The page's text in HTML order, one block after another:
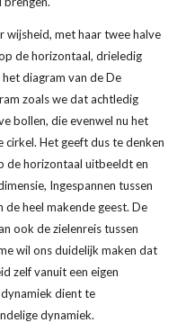
wijsheid, met haar twee halve
de horizontaal, drieledig
diagram van de De
zoals we dat achtledig
bollen, die evenwel nu het
cirkel. Het geeft dus te denken
de horizontaal uitbeeldt en
Ingespannen tussen
de heel makende geest. De
ook de zielenreis tussen
wil ons duidelijk maken dat
zelf vanuit een eigen
dient te
dynamiek.